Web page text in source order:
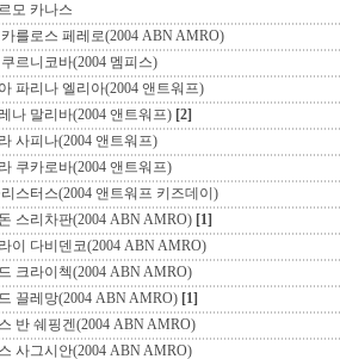
모 카나스
를로스 페레로(2004 ABN AMRO)
르니코바(2004 멤피스)
파리나 엘리아(2004 앤트워프)
나 말리바(2004 앤트워프) [2]
사피나(2004 앤트워프)
쿠카로바(2004 앤트워프)
스터스(2004 앤트워프 키즈데이)
스리차판(2004 ABN AMRO) [1]
이 다비덴코(2004 ABN AMRO)
크라이첵(2004 ABN AMRO)
끌레망(2004 ABN AMRO) [1]
반 쉐핑겐(2004 ABN AMRO)
사그시안(2004 ABN AMRO)